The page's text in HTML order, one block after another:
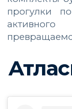
прогулки